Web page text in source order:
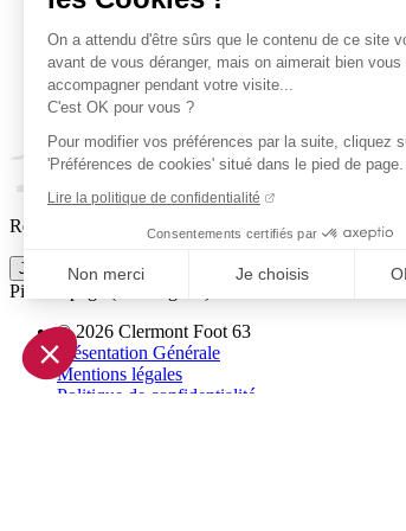
On a attendu d'être sûrs que le contenu de ce site
avant de vous déranger, mais on aimerait bien vous
accompagner pendant votre visite...
C'est OK pour vous ?
Pour modifier vos préférences par la suite, cliquez
'Préférences de cookies' situé dans le pied de page.
Lire la politique de confidentialité
Consentements certifiés par
Non merci Je choisis
Plateforme de Gestion du Consentement :
Notre plateforme vous permet d'adapter et
Reçois par email ta dose officielle de Clermont Foot
Je m'inscris à la newsletter
Pied de page (liens légaux)
© 2026 Clermont Foot 63
Présentation Générale
Mentions légales
Politique de confidentialité